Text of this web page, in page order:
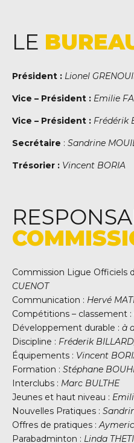
LE
Président : Lionel
Vice – Président : Emilie
Vice – Président : Frédérik
Secrétaire : Sandrine
Trésorier : Vincent BORIA
Commission Ligue Officiels
CUENOT
Communication : Hervé
Compétitions – classement :
Développement durable : à
Discipline : Fréderik
Équipements : Vincent
Formation : Stéphane
Interclubs : Marc BULTHE
Jeunes et haut niveau :
Nouvelles Pratiques :
Offres de pratiques :
Parabadminton : Linda